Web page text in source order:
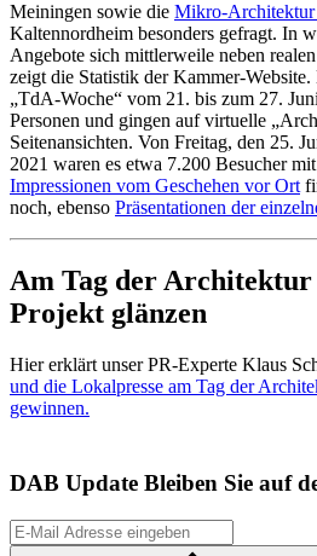
Meiningen sowie die Mikro-
Kaltennordheim besonders gefragt. In
Angebote sich mittlerweile neben
zeigt die Statistik der Kammer-
„TdA-Woche“ vom 21. bis zum 27.
Personen und gingen auf virtuelle
Seitenansichten. Von Freitag, den 25.
2021 waren es etwa 7.200 Besucher
Impressionen vom Geschehen vor Ort
noch, ebenso Präsentationen der
Am Tag der Architektur
Projekt glänzen
Hier erklärt unser PR-Experte Klaus
und die Lokalpresse am Tag der
gewinnen.
DAB Update Bleiben Sie auf